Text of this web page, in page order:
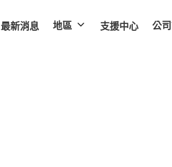
最新消息 地區 支援中心 公